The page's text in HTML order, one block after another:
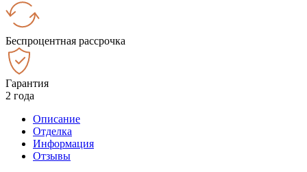
Беспроцентная рассрочка
Гарантия
2 года
Описание
Отделка
Информация
Отзывы